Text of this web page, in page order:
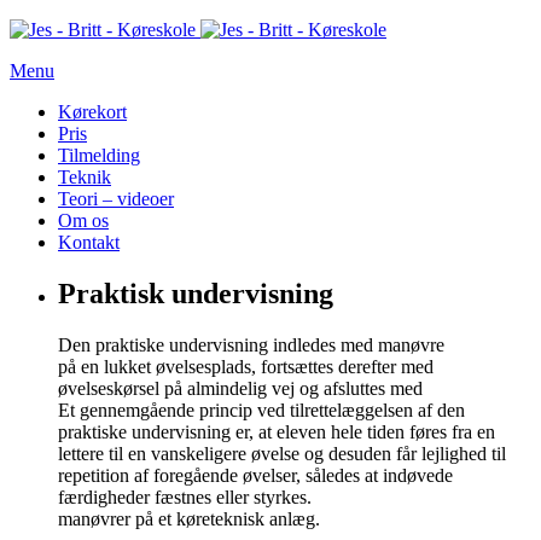
Menu
Kørekort
Pris
Tilmelding
Teknik
Teori – videoer
Om os
Kontakt
Praktisk undervisning
Den praktiske undervisning indledes med manøvre
på en lukket øvelsesplads, fortsættes derefter med
øvelseskørsel på almindelig vej og afsluttes med
Et gennemgående princip ved tilrettelæggelsen af den
praktiske undervisning er, at eleven hele tiden føres fra en
lettere til en vanskeligere øvelse og desuden får lejlighed til
repetition af foregående øvelser, således at indøvede
færdigheder fæstnes eller styrkes.
manøvrer på et køreteknisk anlæg.